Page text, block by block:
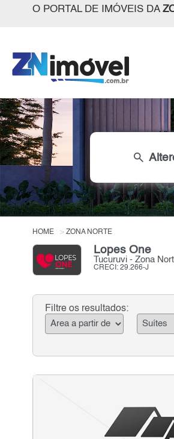
O PORTAL DE IMÓVEIS DA
search
HOME ZONA NORTE
Lopes One
Tucuruvi - Zona
CRECI: 29.266-J
Filtre os resultados: